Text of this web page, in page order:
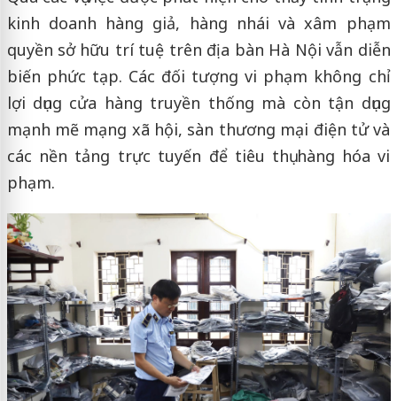
kinh doanh hàng giả, hàng nhái và xâm phạm
quyền sở hữu trí tuệ trên địa bàn Hà Nội vẫn diễn
biến phức tạp. Các đối tượng vi phạm không chỉ
lợi dụng cửa hàng truyền thống mà còn tận dụng
mạnh mẽ mạng xã hội, sàn thương mại điện tử và
các nền tảng trực tuyến để tiêu thụ hàng hóa vi
phạm.